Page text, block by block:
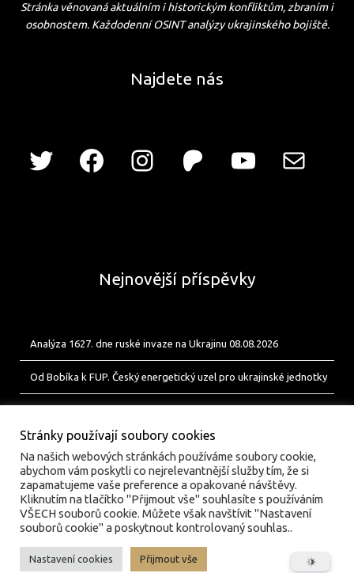
Stránka věnovaná aktuálním i historickým konfliktům, zbraním i
osobnostem. Každodenní OSINT analýzy ukrajinského bojiště.
Najdete nás
Nejnovější příspěvky
Analýza 1627. dne ruské invaze na Ukrajinu 08.08.2026
Od Bobíka k FUP. Český energetický uzel pro ukrajinské jednotky
© valka.online | Vydavatel: Jan Tofl, Plzeň | ISSN 3029-
Stránky používají soubory cookies
Na našich webových stránkách používáme soubory cookie,
abychom vám poskytli co nejrelevantnější služby tím, že si
zapamatujeme vaše preference a opakované návštěvy.
Kliknutím na tlačítko "Přijmout vše" souhlasíte s používáním
VŠECH souborů cookie. Můžete však navštívit "Nastavení
souborů cookie" a poskytnout kontrolovaný souhlas..
Nastavení cookies Přijmout vše